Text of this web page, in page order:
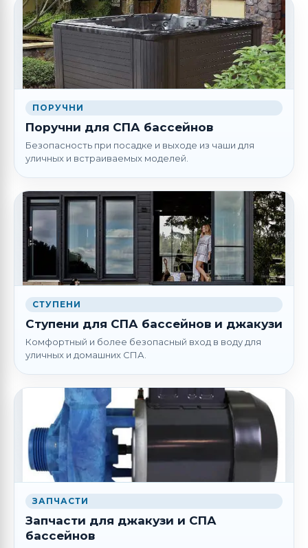
ПОРУЧНИ
Поручни для СПА бассейнов
Безопасность при посадке и выходе из чаши для
уличных и встраиваемых моделей.
СТУПЕНИ
Ступени для СПА бассейнов и джакузи
Комфортный и более безопасный вход в воду для
уличных и домашних СПА.
ЗАПЧАСТИ
Запчасти для джакузи и СПА
бассейнов